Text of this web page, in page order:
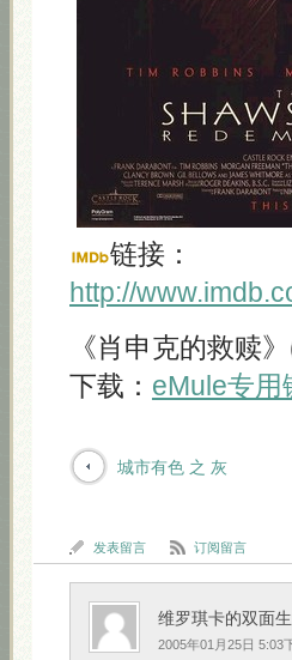
链接：
http://
《肖申克的救赎
下载： eMule专用
城市有色 之 灰
发表留言 订阅留言
维罗琪卡的双面
2005年01月25日 5:03